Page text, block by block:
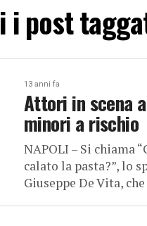
i post
13 anni fa
Attori in scena
minori a rischio
NAPOLI – Si chiama
calato la pasta?”, lo
Giuseppe De Vita,